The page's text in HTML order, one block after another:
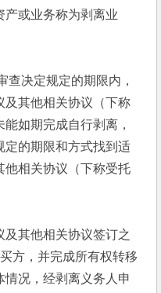
或业务称为剥离业
决定规定的期限内，
及其他相关协议（下称
如期完成自行剥离，
定的期限和方式找到适
他相关协议（下称受托
其他相关协议签订之
方，并完成所有权转移
况，经剥离义务人申